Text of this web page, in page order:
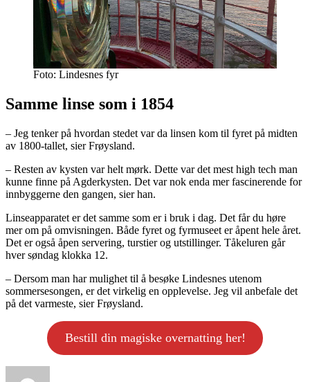
Foto: Lindesnes fyr
Samme linse som i 1854
– Jeg tenker på hvordan stedet var da linsen kom til fyret på midten
av 1800-tallet, sier Frøysland.
– Resten av kysten var helt mørk. Dette var det mest high tech man
kunne finne på Agderkysten. Det var nok enda mer fascinerende for
innbyggerne den gangen, sier han.
Linseapparatet er det samme som er i bruk i dag. Det får du høre
mer om på omvisningen. Både fyret og fyrmuseet er åpent hele året.
Det er også åpen servering, turstier og utstillinger. Tåkeluren går
hver søndag klokka 12.
– Dersom man har mulighet til å besøke Lindesnes utenom
sommersesongen, er det virkelig en opplevelse. Jeg vil anbefale det
på det varmeste, sier Frøysland.
Bestill din magiske overnatting her!